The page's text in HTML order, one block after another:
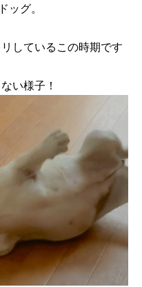
ッグ。
しているこの時期です
い様子！